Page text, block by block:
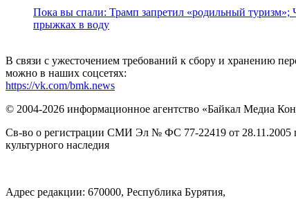
Пока вы спали: Трамп запретил «родильный туризм»;
прыжках в воду
В связи с ужесточением требований к сбору и хранению
можно в наших соцсетях:
https://vk.com/bmk.news
© 2004-2026 информационное агентство «Байкал Медиа
Св-во о регистрации СМИ Эл № ФС 77-22419 от 28.11.2005
культурного наследия
Адрес редакции: 670000, Республика Бурятия,